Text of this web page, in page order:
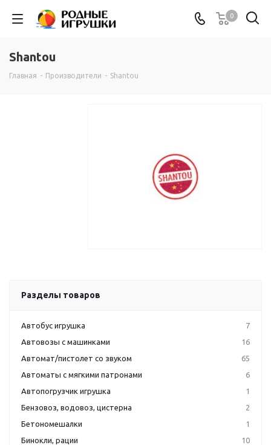
0
Shantou
Главная - Производители - Shantou
Разделы товаров
Автобус игрушка
7
Автовозы с машинками
16
Автомат/пистолет со звуком
65
Автоматы с мягкими патронами
6
Автопогрузчик игрушка
1
Бензовоз, водовоз, цистерна
2
Бетономешалки
1
Бинокли, рации
10